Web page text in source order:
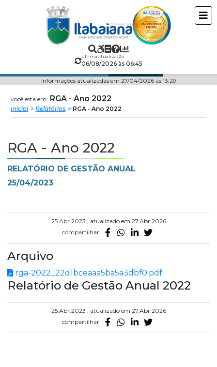
Câmara
Municipal
Itabaiana
Última atualização:
06/08/2026 às 06:45
Informações atualizadas em 27/04/2026 às 13:29
você esta em: RGA - Ano 2022
Inicial Relatórios RGA - Ano 2022
RGA - Ano 2022
RELATÓRIO DE GESTÃO ANUAL
25/04/2023
25.Abr.2023 , atualizado em 27.Abr.2026
compartilhar:
Arquivo
rga-2022_22d1bceaaa5ba5a3dbf0.pdf
Relatório de Gestão Anual 2022
25.Abr.2023 , atualizado em 27.Abr.2026
compartilhar: